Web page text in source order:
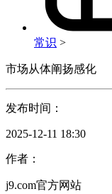
常识 >
市场从体阐扬感化
发布时间：
2025-12-11 18:30
作者：
j9.com官方网站